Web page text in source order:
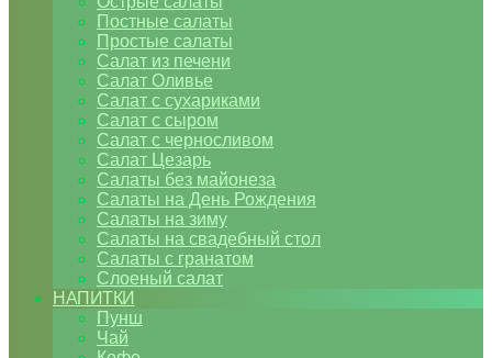
Постные салаты
Простые салаты
Салат из печени
Салат Оливье
Салат с сухариками
Салат с сыром
Салат с черносливом
Салат Цезарь
Салаты без майонеза
Салаты на День Рождения
Салаты на зиму
Салаты на свадебный стол
Салаты с гранатом
Слоеный салат
НАПИТКИ
Пунш
Чай